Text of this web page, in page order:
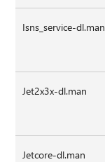
Isns_service-dl.man
Jet2x3x-dl.man
Jetcore-dl.man